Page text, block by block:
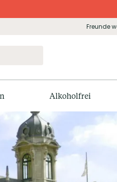
Freunde
Alkoholfrei